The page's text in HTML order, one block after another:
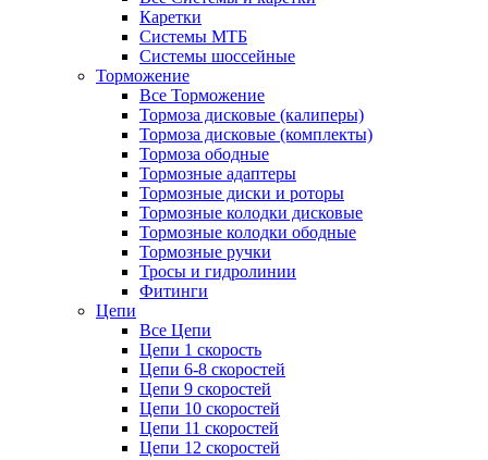
Каретки
Системы МТБ
Системы шоссейные
Торможение
Все Торможение
Тормоза дисковые (калиперы)
Тормоза дисковые (комплекты)
Тормоза ободные
Тормозные адаптеры
Тормозные диски и роторы
Тормозные колодки дисковые
Тормозные колодки ободные
Тормозные ручки
Тросы и гидролинии
Фитинги
Цепи
Все Цепи
Цепи 1 скорость
Цепи 6-8 скоростей
Цепи 9 скоростей
Цепи 10 скоростей
Цепи 11 скоростей
Цепи 12 скоростей